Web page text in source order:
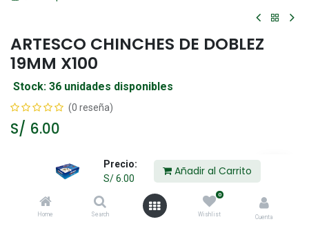
Precio:
S/6.00
Añadir al Carrito
Home Search
0
Wishlist Cuenta
ARTESCO CHINCHES DE DOBLEZ
19MM X100
Stock: 36 unidades disponibles
(0 reseña)
S/ 6.00
Añadir al Carrito
Agregar a la lista de deseos